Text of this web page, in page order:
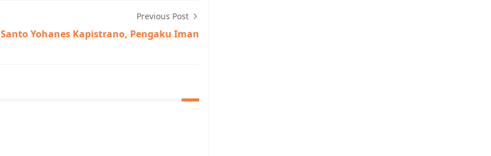
Previous Post
Santo Yohanes Kapistrano, Pengaku Iman